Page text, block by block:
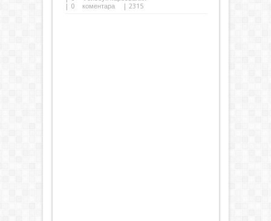
| 0 коментара | 2315